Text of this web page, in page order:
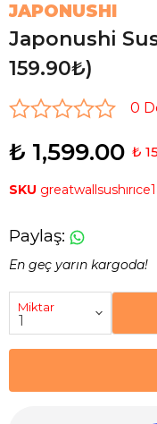
JAPONUSHI
Japonushi
159.90₺)
0
₺ 1,599.00 ₺
SKU
Paylaş:
En geç yarın kargoda!
Miktar